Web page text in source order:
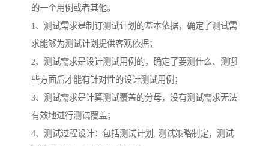
的一个用例或者其他。
1、测试需求是制订测试计划的基本依据，确定了测试需
求能够为测试计划提供客观依据；
2、测试需求是设计测试用例的，确定了要测什么、测哪
些方面后才能有针对性的设计测试用例；
3、测试需求是计算测试覆盖的分母，没有测试需求无法
有效地进行测试覆盖；
4、测试过程设计：包括测试计划, 测试策略制定，测试